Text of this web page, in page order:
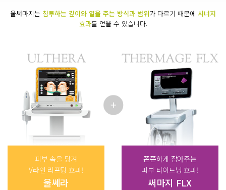
울써마지는 침투하는 깊이와 열을 주는 방식과 범위가 다르기 때문에 시너지
효과를 얻을 수 있습니다.
피부 속을 당겨
V라인 리프팅 효과!
울쎄라
쫀쫀하게 잡아주는
피부 타이트닝 효과!
써마지 FLX